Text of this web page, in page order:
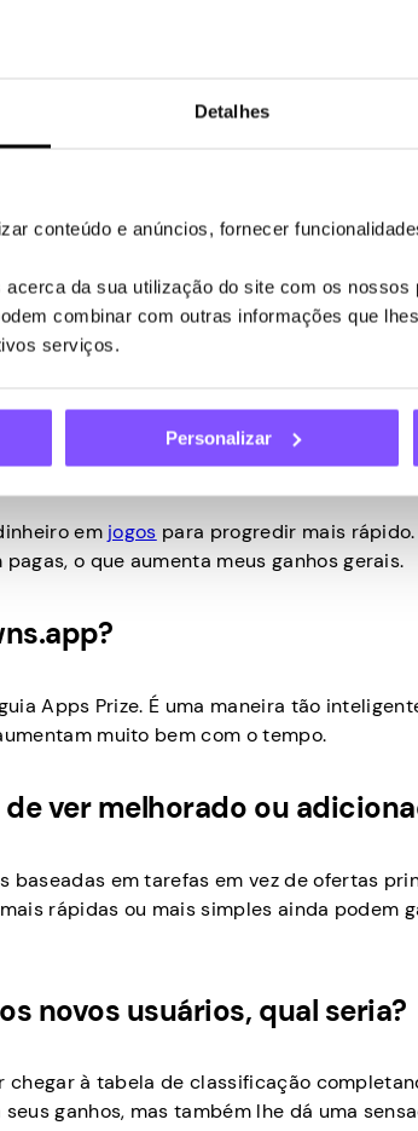
Detalhes
conteúdo e anúncios, fornecer
acerca da sua utilização do site com os
combinar com outras informações que
serviços.
Personalizar
e como tem sido sua
bastante gratificante. Tudo funciona
no aplicativo?
cheguei, e isso me levou a continuar
seus ganhos?
em jogos para progredir mais
o que aumenta meus ganhos gerais.
Apps Prize. É uma maneira tão
muito bem com o tempo.
ver melhorado ou
baseadas em tarefas em vez de ofertas
rápidas ou mais simples ainda podem
novos usuários, qual seria?
chegar à tabela de classificação
ganhos, mas também lhe dá uma